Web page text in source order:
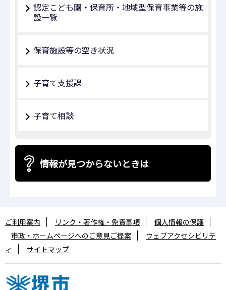
認定こども園・保育所・地域型保育事業等の施
設一覧
保育施設等の空き状況
子育て支援課
子育て相談
情報が見つからないときは
ご利用案内 リンク・著作権・免責事項
個人情報の保護
市政・ホームページへのご意見ご提案
ウェブアクセシビリテ
ィ
サイトマップ